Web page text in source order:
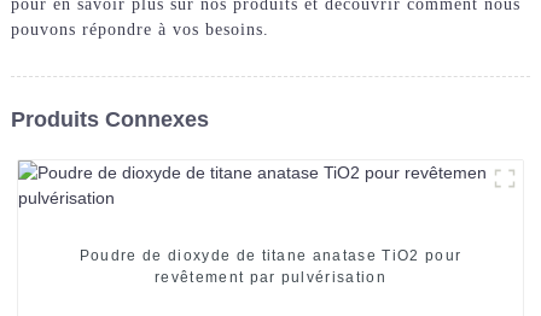
pour en savoir plus sur nos produits et découvrir comment nous
pouvons répondre à vos besoins.
Produits Connexes
Poudre de dioxyde de titane anatase TiO2 pour
revêtement par pulvérisation